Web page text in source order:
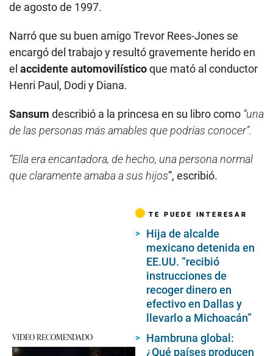
de agosto de 1997.
Narró que su buen amigo Trevor Rees-Jones se
encargó del trabajo y resultó gravemente herido en
el accidente automovilísticoque mató al conductor
Henri Paul, Dodi y Diana.
Sansum describió a la princesa en su libro como “una
de las personas más amables que podrías conocer”.
“Ella era encantadora, de hecho, una persona normal
que claramente amaba a sus hijos”, escribió.
VIDEO RECOMENDADO
TE PUEDE INTERESAR
Hija de alcalde
mexicano detenida en
EE.UU. “recibió
instrucciones de
recoger dinero en
efectivo en Dallas y
llevarlo a Michoacán”
Hambruna global:
¿Qué países producen